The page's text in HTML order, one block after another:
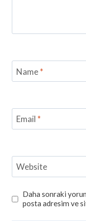
Name*
Email *
Website
Daha sonraki
posta adresim ve